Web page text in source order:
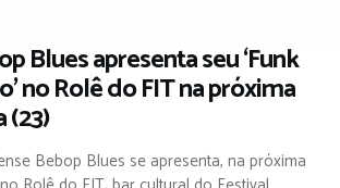
Blues apresenta seu ‘Funk
no Rolê do FIT na próxima
Bebop Blues se apresenta, na próxima